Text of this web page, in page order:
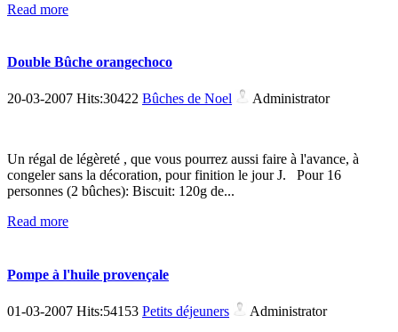
Read more
Double Bûche orangechoco
20-03-2007 Hits:30422 Bûches de Noel Administrator
Un régal de légèreté , que vous pourrez aussi faire à l'avance, à
congeler sans la décoration, pour finition le jour J. Pour 16
personnes (2 bûches): Biscuit: 120g de...
Read more
Pompe à l'huile provençale
01-03-2007 Hits:54153 Petits déjeuners
Administrator